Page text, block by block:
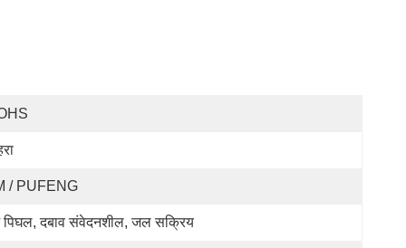
/ PUFENG
पिघल, दबाव संवेदनशील, जल सक्रिय